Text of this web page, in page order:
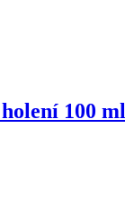
100 ml